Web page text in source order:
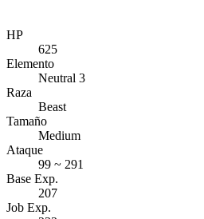
HP
625
Elemento
Neutral 3
Raza
Beast
Tamaño
Medium
Ataque
99 ~ 291
Base Exp.
207
Job Exp.